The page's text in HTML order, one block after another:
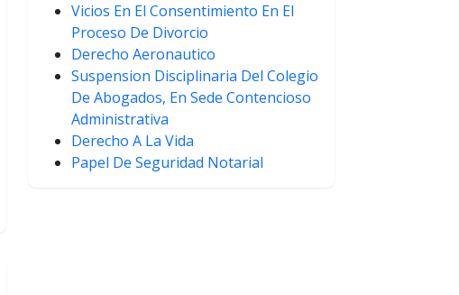
Vicios En El Consentimiento En El
Proceso De Divorcio
Derecho Aeronautico
Suspension Disciplinaria Del Colegio
De Abogados, En Sede Contencioso
Administrativa
Derecho A La Vida
Papel De Seguridad Notarial